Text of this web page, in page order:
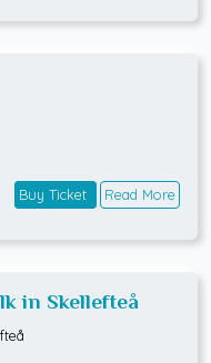
Buy Ticket Read More
in Skellefteå